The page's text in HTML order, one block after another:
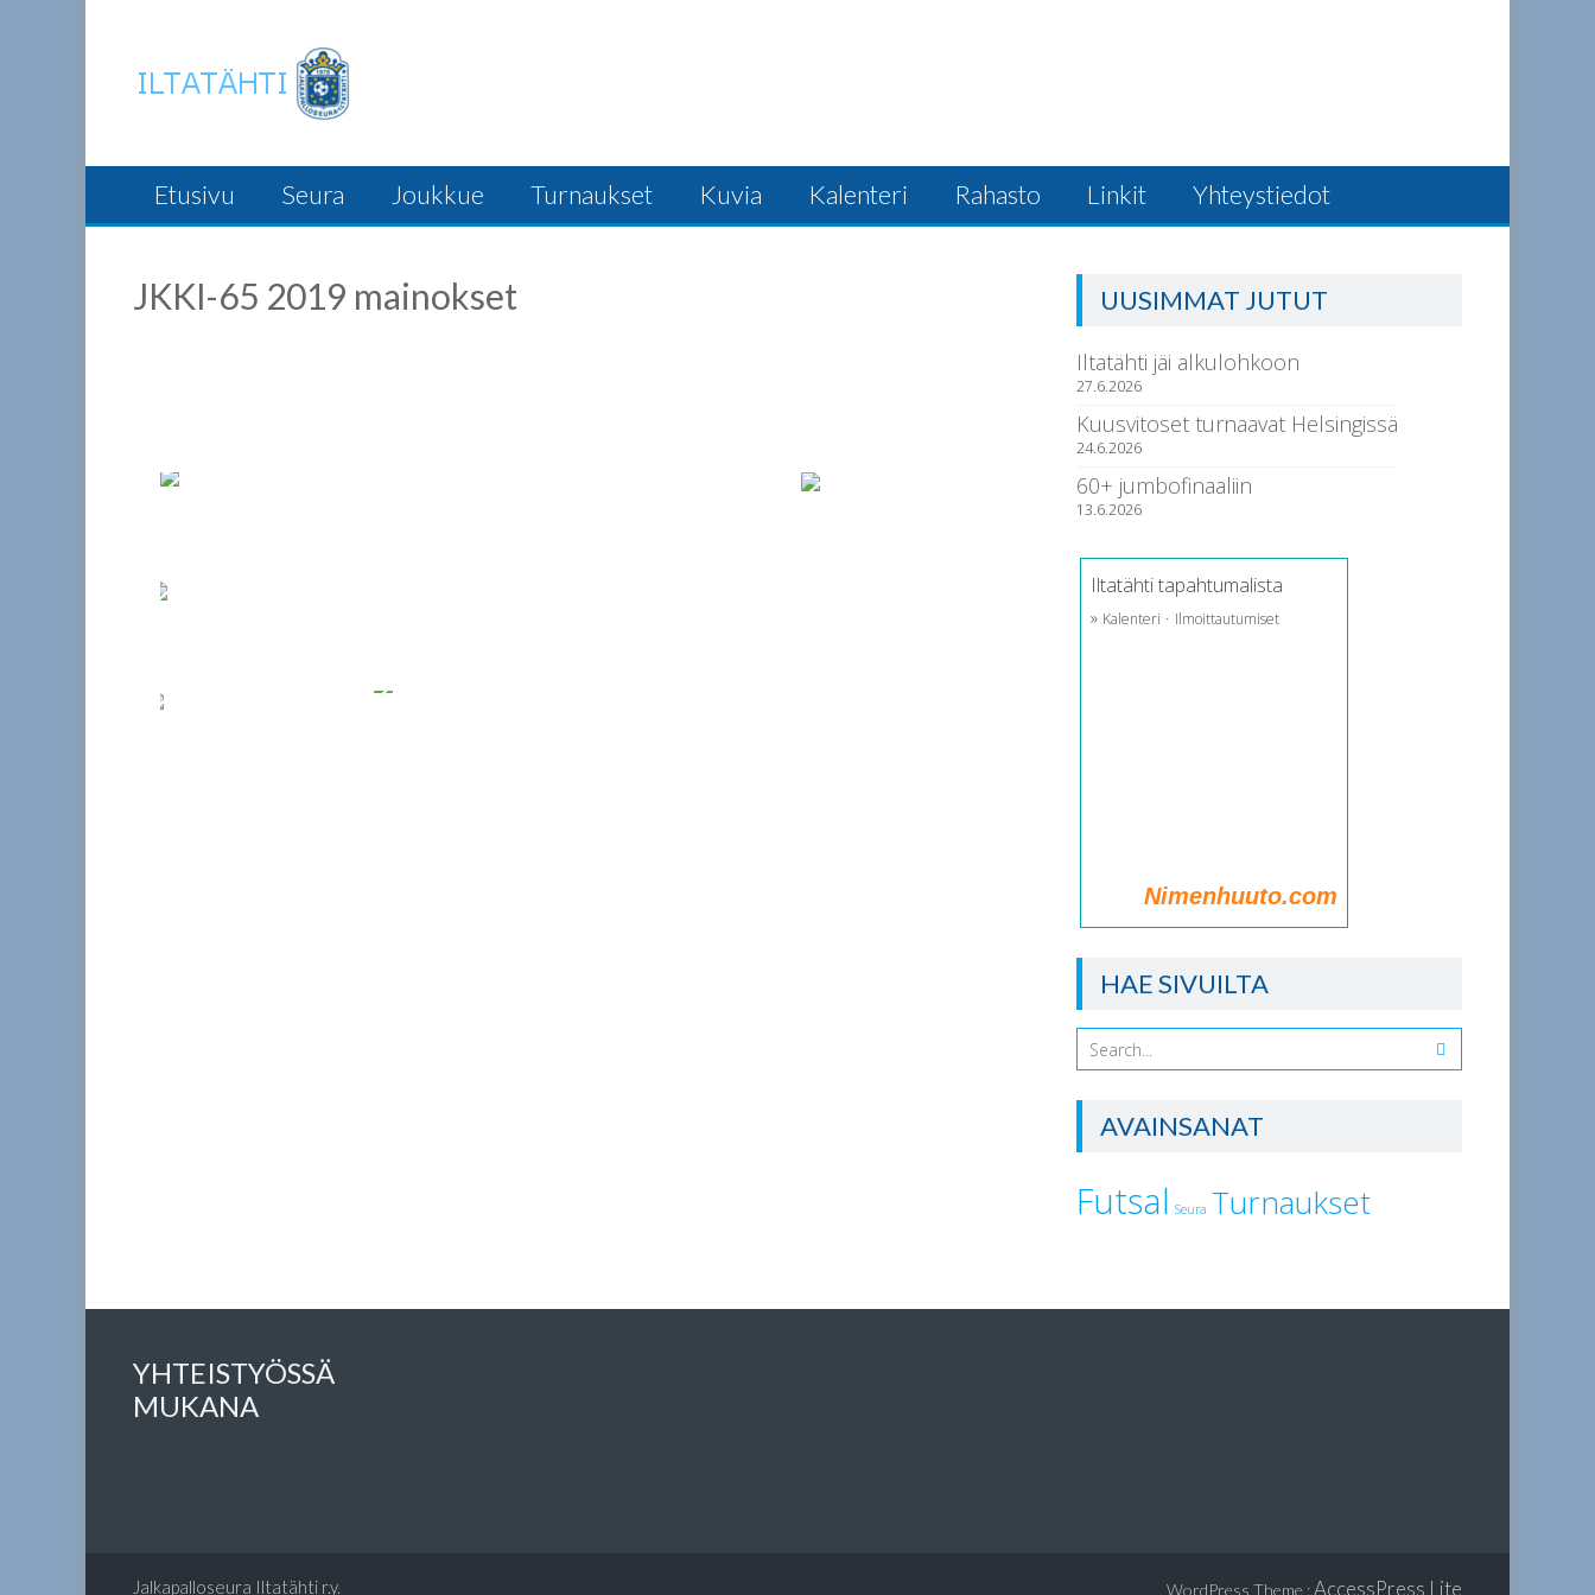
Etusivu Seura Joukkue Turnaukset Kuvia Kalenteri Rahasto Linkit Yhteystiedot
JKKI-65 2019 mainokset UUSIMMAT JUTUT
Iltatähti jäi alkulohkoon
27.6.2026
Kuusvitoset turnaavat Helsingissä
24.6.2026
60+ jumbofinaaliin
13.6.2026
Iltatähti tapahtumalista
» Kalenteri · Ilmoittautumiset
Nimenhuuto.com
HAE SIVUILTA
AVAINSANAT
Futsal Seura Turnaukset
YHTEISTYÖSSÄ
MUKANA
Jalkapalloseura Iltatähti r.y. WordPress Theme :AccessPress Lite